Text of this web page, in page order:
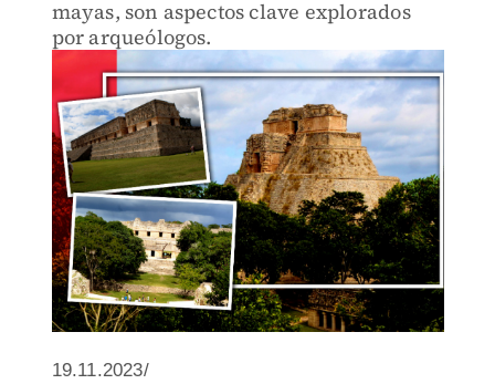
mayas, son aspectos clave explorados
por arqueólogos.
19.11.2023/